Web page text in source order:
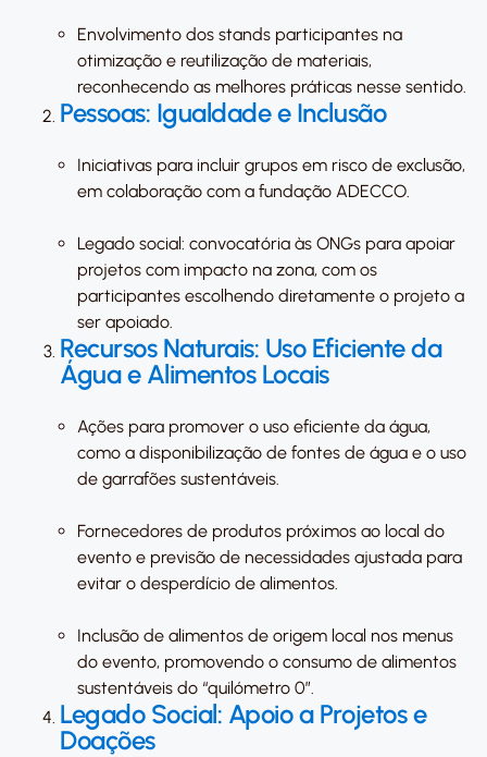
Envolvimento dos stands participantes na
otimização e reutilização de materiais,
reconhecendo as melhores práticas nesse sentido.
Pessoas: Igualdade e Inclusão
Iniciativas para incluir grupos em risco de exclusão,
em colaboração com a fundação ADECCO.
Legado social: convocatória às ONGs para apoiar
projetos com impacto na zona, com os
participantes escolhendo diretamente o projeto a
ser apoiado.
Recursos Naturais: Uso Eficiente da
Água e Alimentos Locais
Ações para promover o uso eficiente da água,
como a disponibilização de fontes de água e o uso
de garrafões sustentáveis.
Fornecedores de produtos próximos ao local do
evento e previsão de necessidades ajustada para
evitar o desperdício de alimentos.
Inclusão de alimentos de origem local nos menus
do evento, promovendo o consumo de alimentos
sustentáveis do “quilómetro 0”.
Legado Social: Apoio a Projetos e
Doações